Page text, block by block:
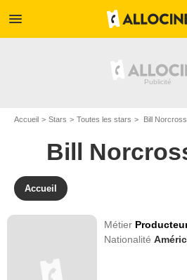
menu
Accueil Stars Toutes les stars Bill Norcross
Bill
Accueil
Métier
Nationalité